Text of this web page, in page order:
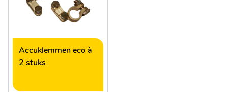
Accuklemmen eco à
2 stuks